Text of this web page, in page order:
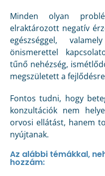
Minden olyan
elraktározott negatív
egészséggel,
önismerettel
tűnő nehézség,
megszületett a
Fontos tudni, hogy
konzultációk nem
orvosi ellátást, hanem
nyújtanak.
Az alábbi témákkal,
hozzám: